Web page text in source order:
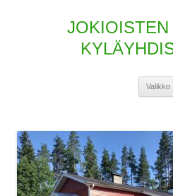
JOKIOISTEN
Valikko